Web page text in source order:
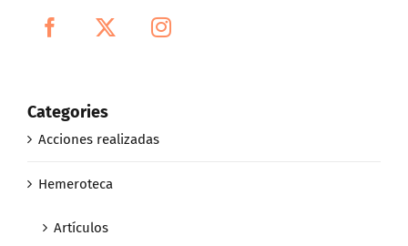
Categories
Acciones realizadas
Hemeroteca
Artículos